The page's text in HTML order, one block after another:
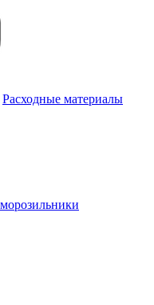
Расходные материалы